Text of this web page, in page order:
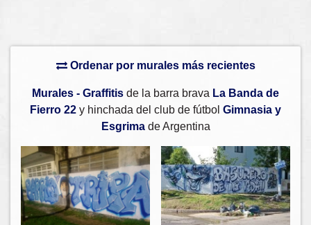
Ordenar por murales más recientes
Murales - Graffitis de la barra brava La Banda de
Fierro 22 y hinchada del club de fútbol Gimnasia y
Esgrimade Argentina